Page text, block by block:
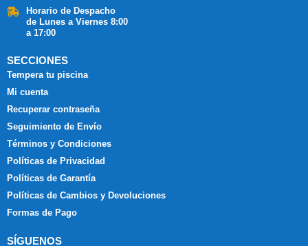
Horario de Despacho
de Lunes a Viernes 8:00
a 17:00
SECCIONES
Tempera tu piscina
Mi cuenta
Recuperar contraseña
Seguimiento de Envío
Términos y Condiciones
Políticas de Privacidad
Políticas de Garantía
Políticas de Cambios y Devoluciones
Formas de Pago
SÍGUENOS